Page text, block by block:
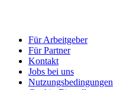
Für Arbeitgeber
Für Partner
Kontakt
Jobs bei uns
Nutzungsbedingungen